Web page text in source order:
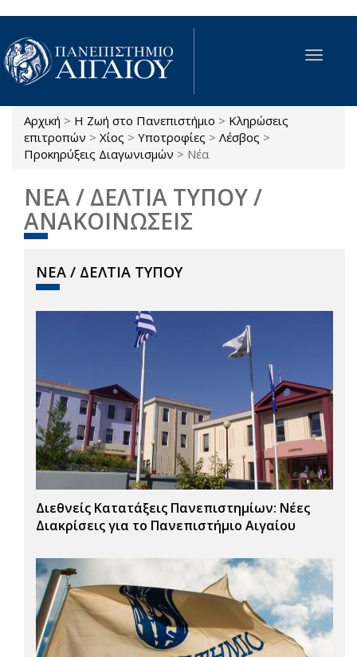
Παράκαμψη προς το κυρίως περιεχόμενο
Toggle
Είστε εδώ
Αρχική > Η Ζωή στο Πανεπιστήμιο > Κληρώσεις
επιτροπών > Χίος > Υποτροφίες > Λέσβος >
Προκηρύξεις Διαγωνισμών > Νέα
ΝΕΑ / ΔΕΛΤΙΑ ΤΥΠΟΥ /
ΑΝΑΚΟΙΝΩΣΕΙΣ
ΝΕΑ / ΔΕΛΤΙΑ ΤΥΠΟΥ
Διεθνείς Κατατάξεις Πανεπιστημίων: Νέες
Διακρίσεις για το Πανεπιστήμιο Αιγαίου